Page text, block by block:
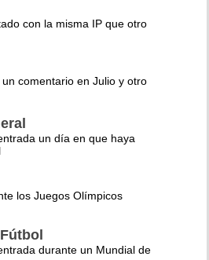
con la misma IP que otro
comentario en Julio y otro
un día en que haya
los Juegos Olímpicos
durante un Mundial de